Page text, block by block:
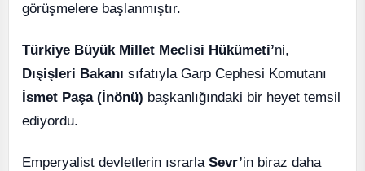
görüşmelere başlanmıştır.
Türkiye Büyük Millet Meclisi Hükümeti’ni,
Dışişleri Bakanı sıfatıyla Garp Cephesi Komutanı
İsmet Paşa (İnönü) başkanlığındaki bir heyet temsil
ediyordu.
Emperyalist devletlerin ısrarla Sevr’in biraz daha